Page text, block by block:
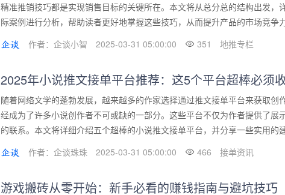
精准推销技巧都是实现销售目标的关键所在。本文将从总分总的结构出发，
际案例进行分析，帮助读者更好地掌握这些技巧，从而提升产品的市场竞争
作者：企谈小智
2025-03-31 05:00:00 351 地推专栏
2025年小说推文接单平台推荐：这5个平台超棒必须
随着网络文学的蓬勃发展，越来越多的作家选择通过推文接单平台来获取
经成为了许多小说创作者不可或缺的一部分。这些平台不仅为作者提供了展
的联系。本文将详细介绍五个超棒的小说推文接单平台，并分享一些实用的
作者：企谈珠珠
2025-03-31 05:00:00 466 接单资讯
游戏搬砖从零开始：新手必看的赚钱指南与避坑技巧